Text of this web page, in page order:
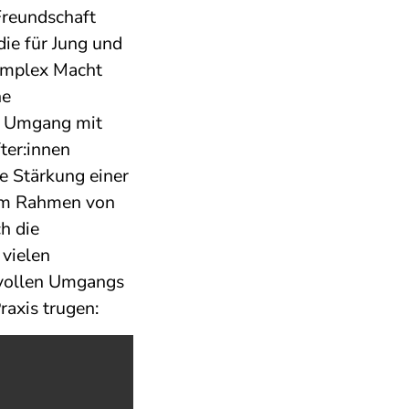
für Jung und
Macht
mit
Stärkung einer
Rahmen von
die
Umgangs
trugen: